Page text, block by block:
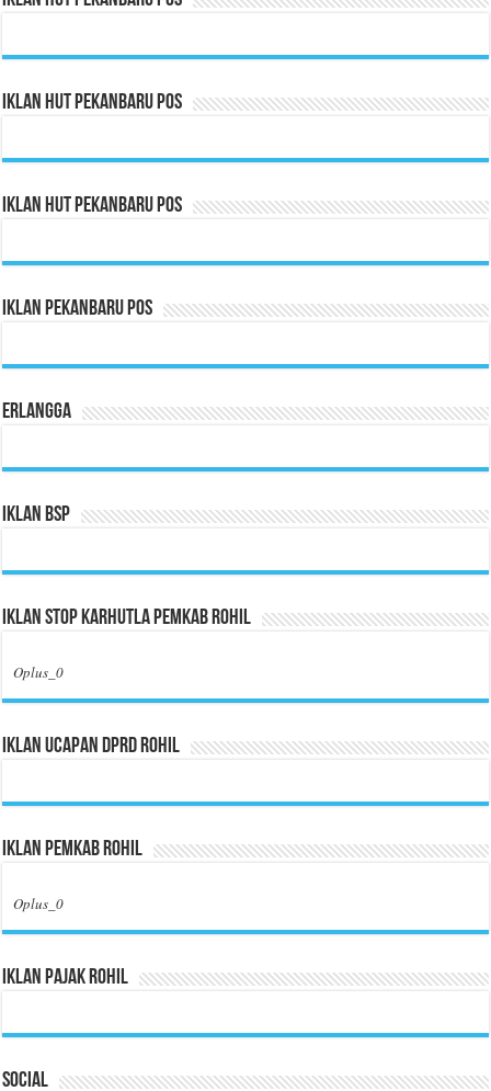
Iklan HUT Pekanbaru Pos
Iklan HUT Pekanbaru Pos
Iklan Pekanbaru Pos
Erlangga
Iklan BSP
Iklan Stop Karhutla Pemkab Rohil
Oplus_0
Iklan Ucapan DPRD Rohil
Iklan Pemkab Rohil
Oplus_0
Iklan Pajak Rohil
Social